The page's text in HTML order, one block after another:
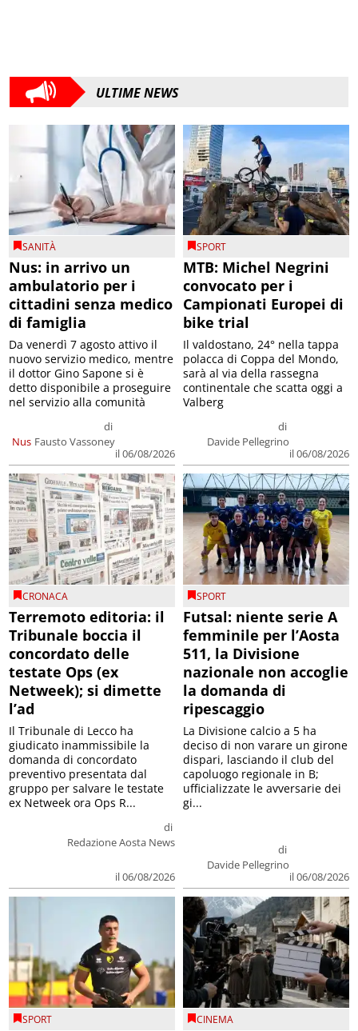
ULTIME NEWS
SANITÀ
Nus: in arrivo un
ambulatorio per i
cittadini senza medico
di famiglia
Nus
di
Fausto Vassoney
il 06/08/2026
Da venerdì 7 agosto attivo il
nuovo servizio medico, mentre
il dottor Gino Sapone si è
detto disponibile a proseguire
nel servizio alla comunità
SPORT
MTB: Michel Negrini
convocato per i
Campionati Europei di
bike trial
di
Davide Pellegrino
il 06/08/2026
Il valdostano, 24° nella tappa
polacca di Coppa del Mondo,
sarà al via della rassegna
continentale che scatta oggi a
Valberg
CRONACA
Terremoto editoria: il
Tribunale boccia il
concordato delle
testate Ops (ex
Netweek); si dimette
l’ad
di
Redazione Aosta News
il 06/08/2026
Il Tribunale di Lecco ha
giudicato inammissibile la
domanda di concordato
preventivo presentata dal
gruppo per salvare le testate
ex Netweek ora Ops R...
SPORT
Futsal: niente serie A
femminile per l’Aosta
511, la Divisione
nazionale non accoglie
la domanda di
ripescaggio
di
Davide Pellegrino
il 06/08/2026
La Divisione calcio a 5 ha
deciso di non varare un girone
dispari, lasciando il club del
capoluogo regionale in B;
ufficializzate le avversarie dei
gi...
SPORT CINEMA